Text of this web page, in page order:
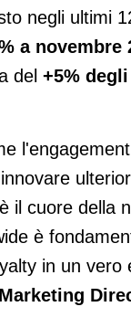
negli ultimi
a novembre
del +5%
il cuore della
è
in un vero